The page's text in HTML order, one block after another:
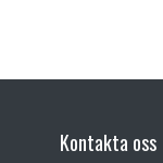
Kontakta oss